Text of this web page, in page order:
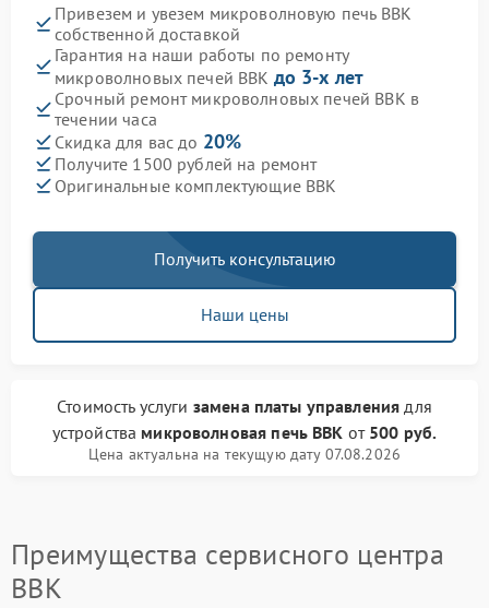
Привезем и увезем микроволновую печь BBK
собственной доставкой
Гарантия на наши работы по ремонту
микроволновых печей BBK до 3-х лет
Срочный ремонт микроволновых печей BBK в
течении часа
Скидка для вас до 20%
Получите 1500 рублей на ремонт
Оригинальные комплектующие BBK
Получить консультацию
Наши цены
Стоимость услуги замена платы управления для
устройства микроволновая печь BBK от 500 руб.
Цена актуальна на текущую дату 07.08.2026
Преимущества сервисного центра
BBK